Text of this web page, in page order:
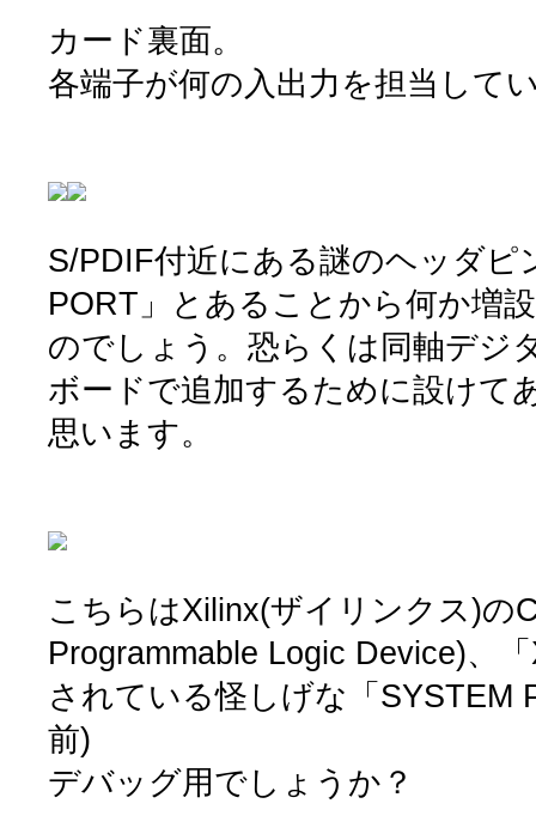
カード裏面。
各端子が何の入出力を担当して
S/PDIF付近にある謎のヘッダピ
PORT」とあることから何か増
のでしょう。恐らくは同軸デジ
ボードで追加するために設けて
思います。
こちらはXilinx(ザイリンクス)の
Programmable Logic Device)、
されている怪しげな「SYSTEM
前)
デバッグ用でしょうか？